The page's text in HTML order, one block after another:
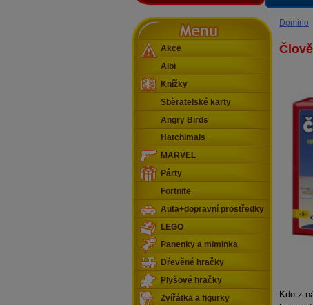
Domino
Kdo z
Menu
Akce
Albi
Knížky
Sběratelské karty
Angry Birds
Hatchimals
MARVEL
Párty
Fortnite
Auta+dopravní prostředky
LEGO
Panenky a miminka
Dřevěné hračky
Plyšové hračky
Zvířátka a figurky